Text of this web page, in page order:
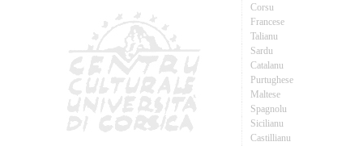
Corsu
Francese
Talianu
Sardu
Catalanu
Purtughese
Maltese
Spagnolu
Sicilianu
Castillianu